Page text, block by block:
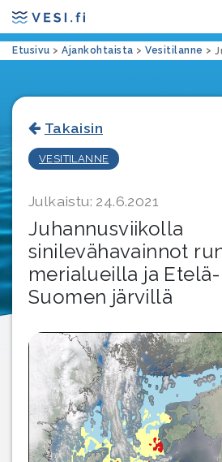
Etusivu > Ajankohtaista > Vesitilanne >
Takaisin
VESITILANNE
Julkaistu: 24.6.2021
Juhannusviikolla
sinilevähavainnot
merialueilla ja
Suomen järvillä